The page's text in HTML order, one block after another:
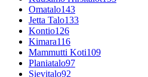
Omatalo143
Jetta Talo133
Kontio126
Kimara116
Mammutti Koti109
Planiatalo97
Sievitalo92